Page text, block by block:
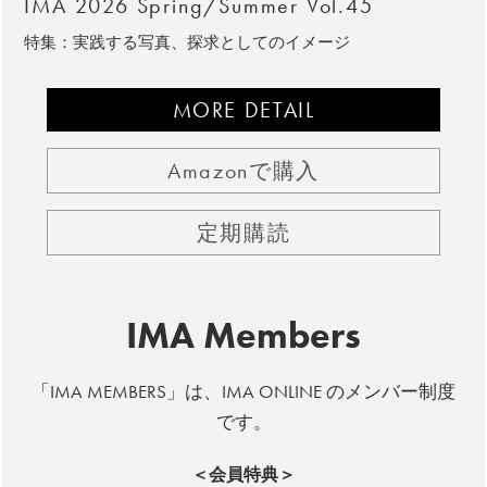
特集：実践する写真、探求としてのイメージ
MORE DETAIL
Amazonで購入
定期購読
IMA Members
「IMA MEMBERS」は、IMA ONLINE のメンバー制度
です。
＜会員特典＞